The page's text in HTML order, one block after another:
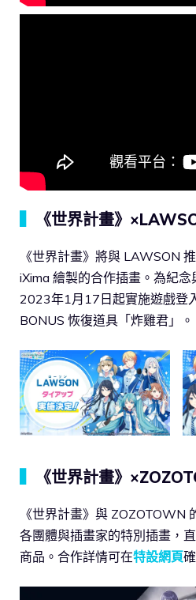
《世界計畫》
《世界計畫》將與 LAWSON
iXima 繪製的合作插畫。為紀念
2023年1月17日起實施遊戲登
BONUS 恢復道具「炸雞君」。
《世界計畫》
《世界計畫》與 ZOZOTOWN
各團體與插畫家的特別插畫，
商品。合作詳情可在特設網頁